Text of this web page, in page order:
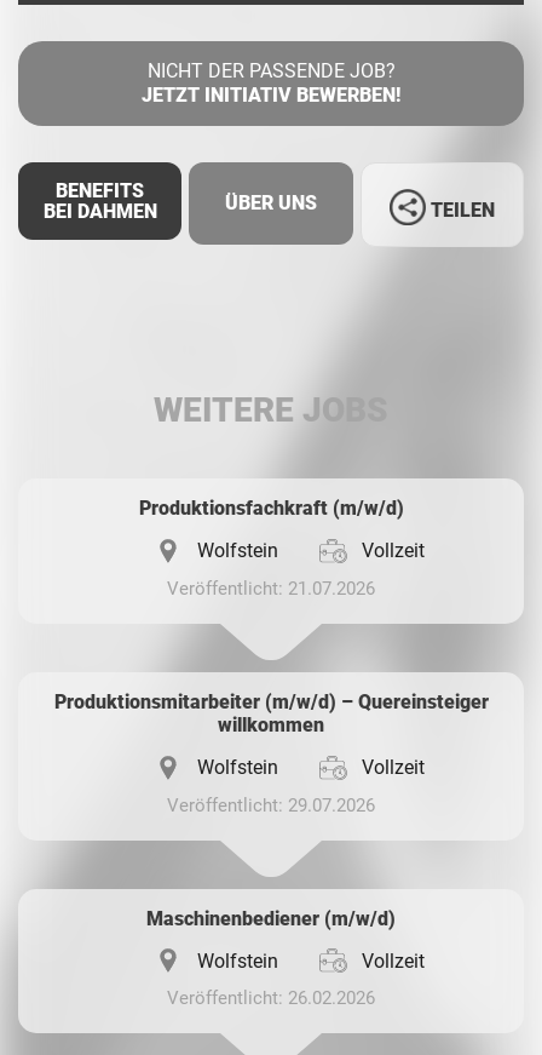
NICHT DER PASSENDE JOB?
JETZT INITIATIV BEWERBEN!
BENEFITS
BEI DAHMEN
ÜBER UNS TEILEN
WEITERE JOBS
Produktionsfachkraft (m/w/d)
Wolfstein
Vollzeit
Veröffentlicht: 21.07.2026
Produktionsmitarbeiter (m/w/d) – Quereinsteiger
willkommen
Wolfstein
Vollzeit
Veröffentlicht: 29.07.2026
Maschinenbediener (m/w/d)
Wolfstein
Vollzeit
Veröffentlicht: 26.02.2026